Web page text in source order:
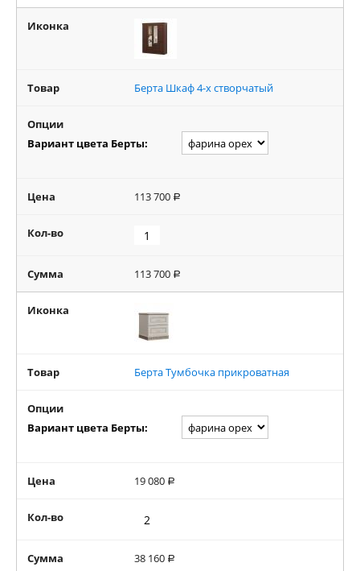
Иконка
Товар Берта Шкаф 4-х створчатый
Опции
Вариант цвета Берты:
Цена 113 700 Р
Кол-во
Сумма 113 700 Р
Иконка
Товар Берта Тумбочка прикроватная
Опции
Вариант цвета Берты:
Цена 19 080 Р
Кол-во
Сумма 38 160 Р